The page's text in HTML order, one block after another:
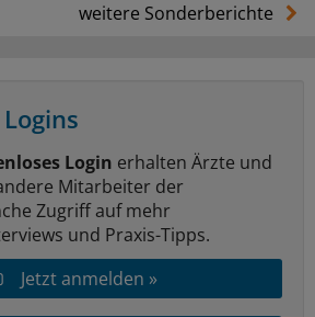
weitere Sonderberichte
Login erhalten Ärzte und
Mitarbeiter der
Zugriff auf mehr
und Praxis-Tipps.
Jetzt anmelden »